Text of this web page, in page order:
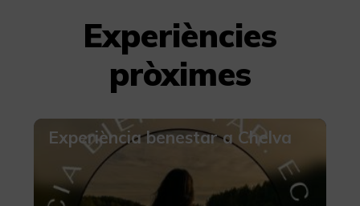
Experiències
pròximes
Experiència benestar a Chelva